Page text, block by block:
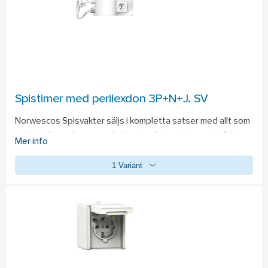
Spistimer med perilexdon 3P+N+J. SV
Norwescos Spisvakter säljs i kompletta satser med allt som
behövs för en fungerande lösning. Spisvakterna är både
spisvakten startats/aktiverats så fungerar spisen precis
spisen. Om spisen inte stängs av före timertiden går ut så
bryter spisvakten strömmen till spisen, på så sätt undviks
bränder som orsakas av att spisen glömts på av misstag.
Vissa modeller har även s.k. värmevakt som komplement till
Mer info
1 Variant